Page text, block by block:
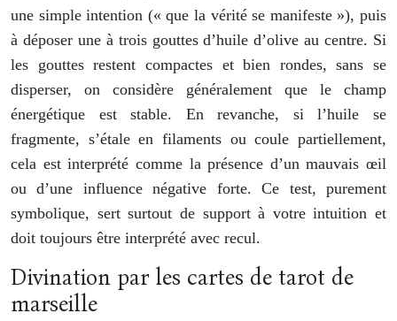
une simple intention (« que la vérité se manifeste »), puis
à déposer une à trois gouttes d’huile d’olive au centre. Si
les gouttes restent compactes et bien rondes, sans se
disperser, on considère généralement que le champ
énergétique est stable. En revanche, si l’huile se
fragmente, s’étale en filaments ou coule partiellement,
cela est interprété comme la présence d’un mauvais œil
ou d’une influence négative forte. Ce test, purement
symbolique, sert surtout de support à votre intuition et
doit toujours être interprété avec recul.
Divination par les cartes de tarot de
marseille